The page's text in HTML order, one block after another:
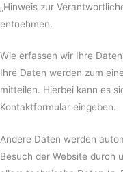
„Hinweis zur
entnehmen.
Wie erfassen wir Ihre
Ihre Daten werden zum
mitteilen. Hierbei kann es
Kontaktformular eingeben.
Andere Daten werden
Besuch der Website durch